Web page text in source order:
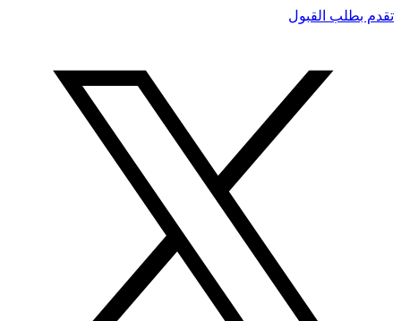
تقدم بطلب القبول